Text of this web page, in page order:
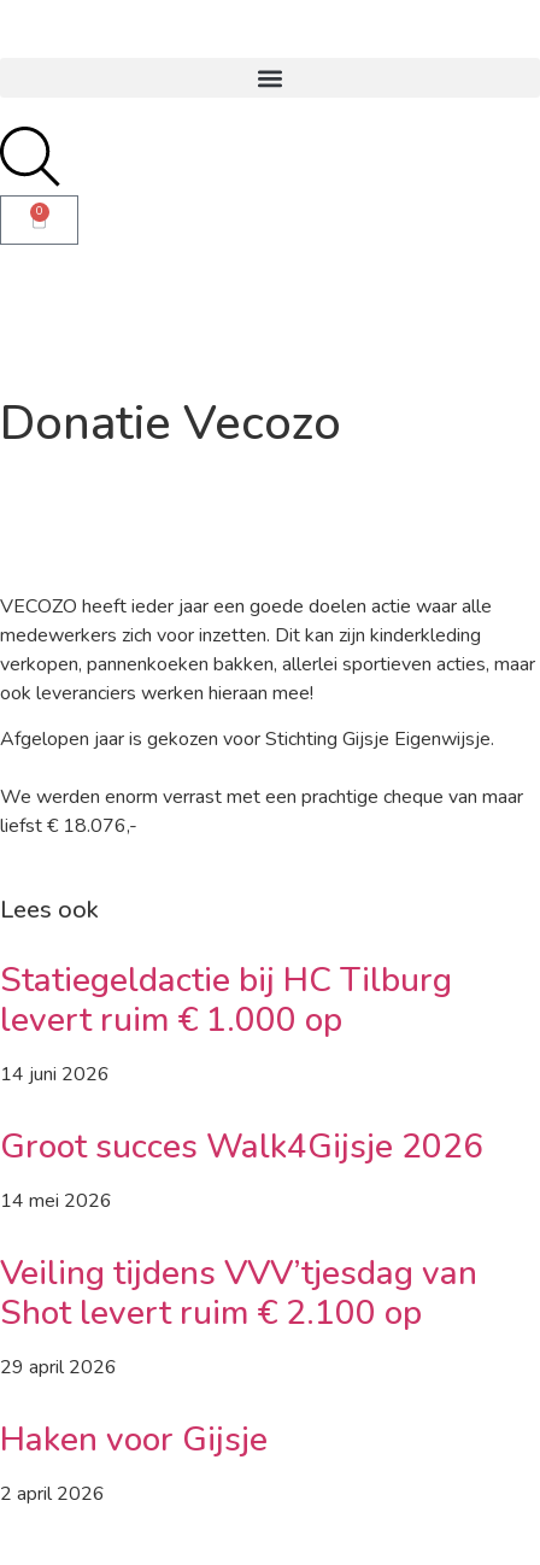
0
Donatie Vecozo
VECOZO heeft ieder jaar een goede doelen actie waar alle
medewerkers zich voor inzetten. Dit kan zijn kinderkleding
verkopen, pannenkoeken bakken, allerlei sportieven acties, maar
ook leveranciers werken hieraan mee!
Afgelopen jaar is gekozen voor Stichting Gijsje Eigenwijsje.
We werden enorm verrast met een prachtige cheque van maar
liefst € 18.076,-
Lees ook
Statiegeldactie bij HC Tilburg
levert ruim € 1.000 op
14 juni 2026
Groot succes Walk4Gijsje 2026
14 mei 2026
Veiling tijdens VVV’tjesdag van
Shot levert ruim € 2.100 op
29 april 2026
Haken voor Gijsje
2 april 2026